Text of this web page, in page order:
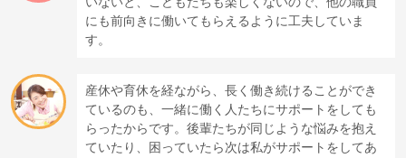
にも前向きに働いてもらえるように工夫していま
す。
産休や育休を経ながら、長く働き続けることができ
ているのも、一緒に働く人たちにサポートをしても
らったからです。後輩たちが同じような悩みを抱え
ていたり、困っていたら次は私がサポートをしてあ